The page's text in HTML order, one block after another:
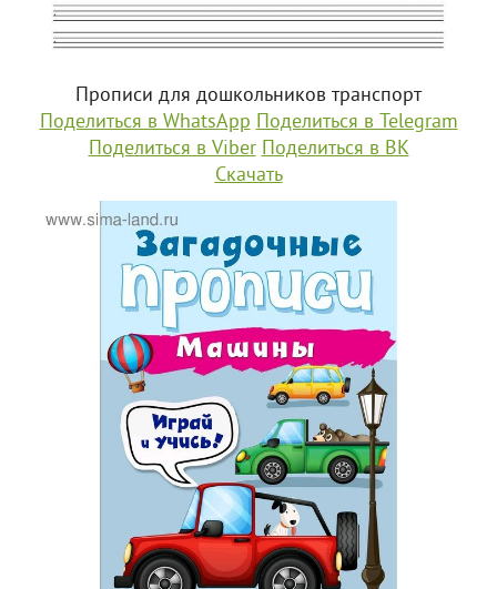
Прописи для дошкольников транспорт
Поделиться в WhatsApp Поделиться в Telegram
Поделиться в Viber Поделиться в ВК
Скачать